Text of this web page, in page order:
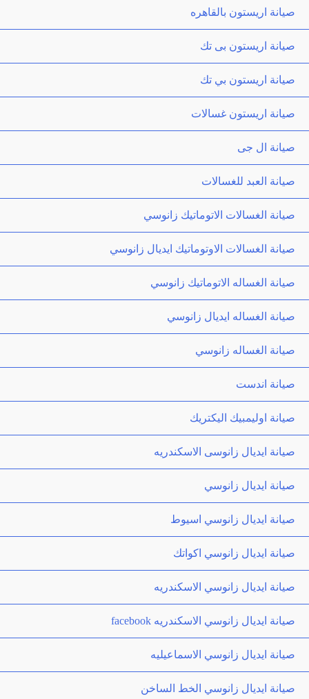
صيانة اريستون بالقاهره
صيانة اريستون بى تك
صيانة اريستون بي تك
صيانة اريستون غسالات
صيانة ال جى
صيانة العبد للغسالات
صيانة الغسالات الاتوماتيك زانوسي
صيانة الغسالات الاوتوماتيك ايديال زانوسي
صيانة الغساله الاتوماتيك زانوسي
صيانة الغساله ايديال زانوسي
صيانة الغساله زانوسي
صيانة اندست
صيانة اوليمبيك اليكتريك
صيانة ايديال زانوسى الاسكندريه
صيانة ايديال زانوسي
صيانة ايديال زانوسي اسيوط
صيانة ايديال زانوسي اكواتك
صيانة ايديال زانوسي الاسكندريه
صيانة ايديال زانوسي الاسكندريه facebook
صيانة ايديال زانوسي الاسماعيليه
صيانة ايديال زانوسي الخط الساخن